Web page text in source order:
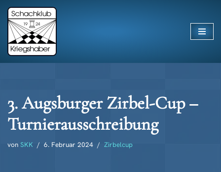
Zum
Inhalt
springen
3. Augsburger Zirbel-Cup –
Turnierausschreibung
von SKK 6. Februar 2024 Zirbelcup